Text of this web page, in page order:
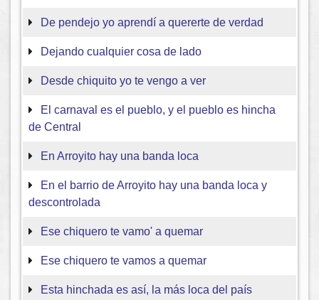
De pendejo yo aprendí a quererte de verdad
Dejando cualquier cosa de lado
Desde chiquito yo te vengo a ver
El carnaval es el pueblo, y el pueblo es hincha
de Central
En Arroyito hay una banda loca
En el barrio de Arroyito hay una banda loca y
descontrolada
Ese chiquero te vamo' a quemar
Ese chiquero te vamos a quemar
Esta hinchada es así, la más loca del país